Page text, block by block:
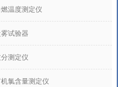
燃温度测定仪
试验器
分测定仪
氯含量测定仪